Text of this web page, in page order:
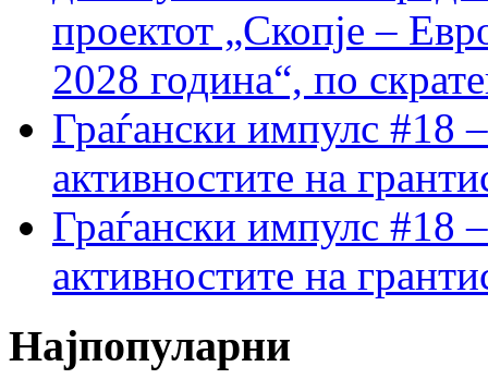
проектот „Скопје –
2028 година“, по
Граѓански импулс #18
активностите на
Граѓански импулс #18
активностите на
Најпопуларни